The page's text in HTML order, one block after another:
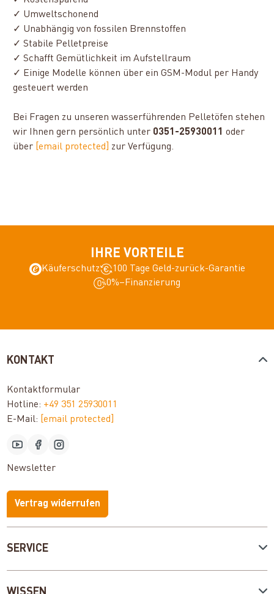
✓ Umweltschonend
✓ Unabhängig von fossilen Brennstoffen
✓ Stabile Pelletpreise
✓ Schafft Gemütlichkeit im Aufstellraum
✓ Einige Modelle können über ein GSM-Modul per Handy
gesteuert werden
Bei Fragen zu unseren wasserführenden Pelletöfen stehen
wir Ihnen gern persönlich unter 0351-25930011 oder
über [email protected] zur Verfügung.
IHRE VORTEILE
Käuferschutz
100 Tage Geld-zurück-Garantie
0%–Finanzierung
SERVICE
KONTAKT
Kontaktformular
Hotline: +49 351 25930011
E-Mail:
[email protected]
Newsletter
Vertrag widerrufen